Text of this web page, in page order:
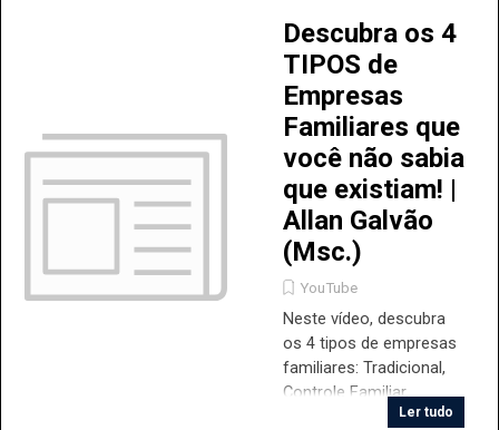
governança e destaca
os benefícios e desafios
dessa abordagem.
Acompanhe para
descobrir por que essas
práticas são
fundamentais para a
longevidade e
sustentabilidade dos
negócios familiares.
Descubra os 4
TIPOS de
Empresas
Familiares que
você não sabia
que existiam! |
Allan Galvão
(Msc.)
YouTube
Neste vídeo, descubra
os 4 tipos de empresas
familiares: Tradicional,
Controle Familiar,
Administração Familiar e
Ler tudo